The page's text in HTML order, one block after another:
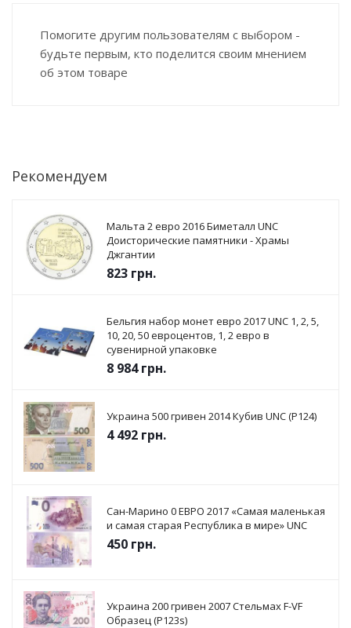
Помогите другим пользователям с выбором -
будьте первым, кто поделится своим мнением
об этом товаре
Рекомендуем
Мальта 2 евро 2016 Биметалл UNC
Доисторические памятники - Храмы
Джгантии
823 грн.
Бельгия набор монет евро 2017 UNC 1, 2, 5,
10, 20, 50 евроцентов, 1, 2 евро в
сувенирной упаковке
8 984грн.
Украина 500 гривен 2014 Кубив UNC (P124)
4 492 грн.
Сан-Марино 0 ЕВРО 2017 «Самая маленькая
и самая старая Республика в мире» UNC
450 грн.
Украина 200 гривен 2007 Стельмах F-VF
Образец (P123s)